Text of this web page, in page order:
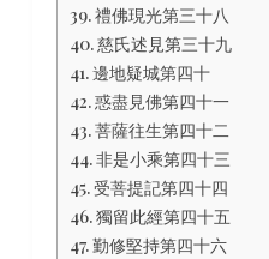
禮佛現光第三十八
慈氏述見第三十九
邊地疑城第四十
惑盡見佛第四十一
菩薩往生第四十二
非是小乘第四十三
受菩提記第四十四
獨留此經第四十五
勤修堅持第四十六